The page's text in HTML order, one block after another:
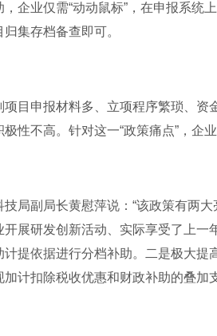
，企业仅需“动动鼠标”，在申报系统
归集存档备查即可。
项目申报材料多、立项程序繁琐、资
极性不高。针对这一“政策痛点”，企
技局副局长黄慰萍说：“该政策有两
开展研发创新活动、实际享受了上
计提依据进行分档补助。二是极大提
加计扣除税收优惠和财政补助的叠加